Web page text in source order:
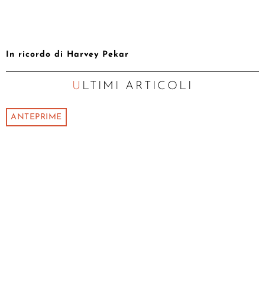
In ricordo di Harvey Pekar
ULTIMI ARTICOLI
ANTEPRIME